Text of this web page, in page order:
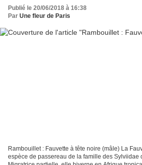
Publié le 20/06/2018 à 16:38
Par Une fleur de Paris
Rambouillet : Fauvette à tête noire (mâle) La
espèce de passereau de la famille des Sylviidae